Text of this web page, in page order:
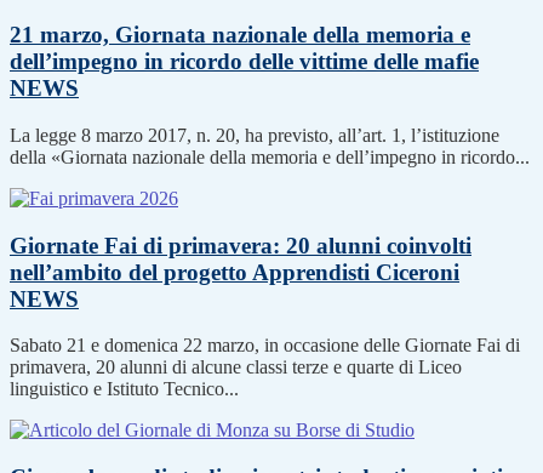
21 marzo, Giornata nazionale della memoria e
dell’impegno in ricordo delle vittime delle mafie
NEWS
La legge 8 marzo 2017, n. 20, ha previsto, all’art. 1, l’istituzione
della «Giornata nazionale della memoria e dell’impegno in ricordo...
Giornate Fai di primavera: 20 alunni coinvolti
nell’ambito del progetto Apprendisti Ciceroni
NEWS
Sabato 21 e domenica 22 marzo, in occasione delle Giornate Fai di
primavera, 20 alunni di alcune classi terze e quarte di Liceo
linguistico e Istituto Tecnico...